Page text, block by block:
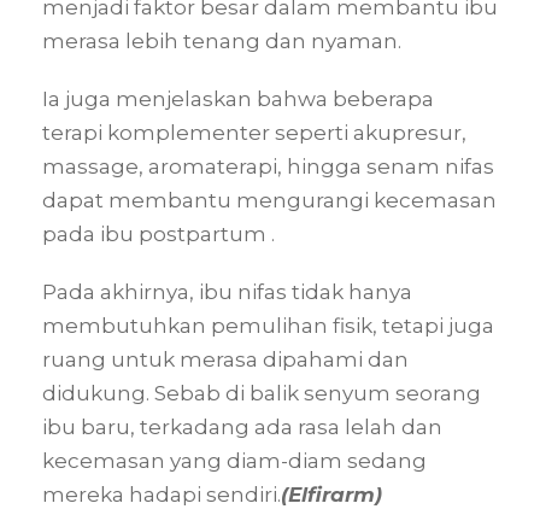
menjadi faktor besar dalam membantu ibu
merasa lebih tenang dan nyaman.
Ia juga menjelaskan bahwa beberapa
terapi komplementer seperti akupresur,
massage, aromaterapi, hingga senam nifas
dapat membantu mengurangi kecemasan
pada ibu postpartum .
Pada akhirnya, ibu nifas tidak hanya
membutuhkan pemulihan fisik, tetapi juga
ruang untuk merasa dipahami dan
didukung. Sebab di balik senyum seorang
ibu baru, terkadang ada rasa lelah dan
kecemasan yang diam-diam sedang
mereka hadapi sendiri.(Elfirarm)